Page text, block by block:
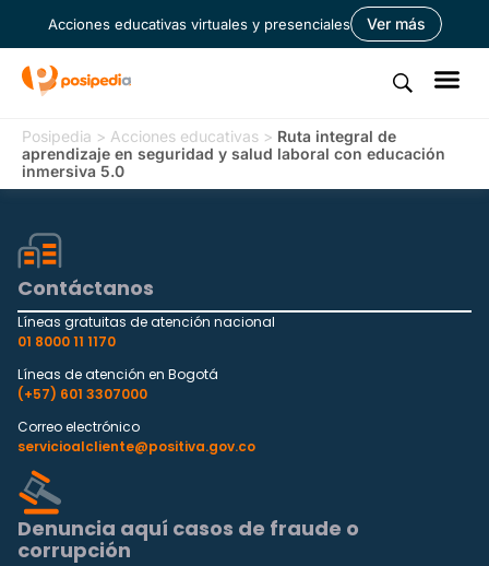
Acciones educativas virtuales y presenciales Ver más
Posipedia > Acciones educativas > Ruta integral de
aprendizaje en seguridad y salud laboral con educación
inmersiva 5.0
Contáctanos
Líneas gratuitas de atención nacional
01 8000 11 1170
Líneas de atención en Bogotá
(+57) 601 3307000
Correo electrónico
servicioalcliente@positiva.gov.co
Denuncia aquí casos de fraude o
corrupción